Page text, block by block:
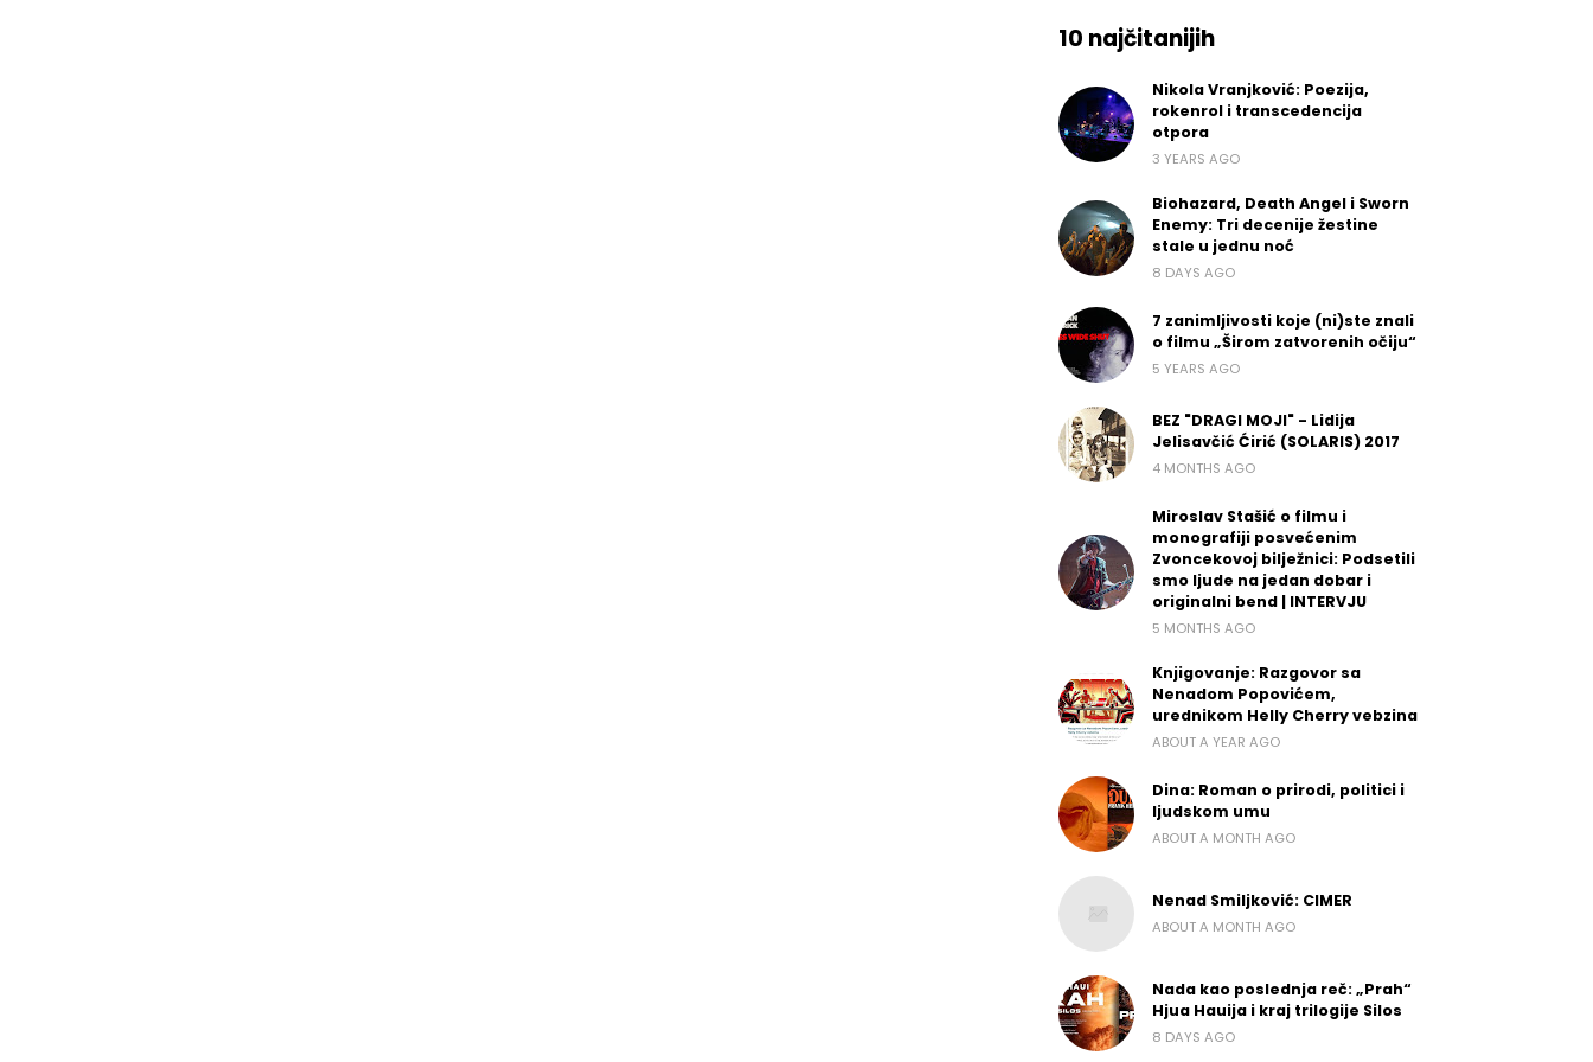
10 najčitanijih
Nikola Vranjković: Poezija,
rokenrol i transcedencija
otpora
3 YEARS AGO
Biohazard, Death Angel i Sworn
Enemy: Tri decenije žestine
stale u jednu noć
8 DAYS AGO
7 zanimljivosti koje (ni)ste znali
o filmu „Širom zatvorenih očiju“
5 YEARS AGO
BEZ "DRAGI MOJI" - Lidija
Jelisavčić Ćirić (SOLARIS) 2017
4 MONTHS AGO
Miroslav Stašić o filmu i
monografiji posvećenim
Zvoncekovoj bilježnici: Podsetili
smo ljude na jedan dobar i
originalni bend | INTERVJU
5 MONTHS AGO
Knjigovanje: Razgovor sa
Nenadom Popovićem,
urednikom Helly Cherry vebzina
ABOUT A YEAR AGO
Dina: Roman o prirodi, politici i
ljudskom umu
ABOUT A MONTH AGO
Nenad Smiljković: CIMER
ABOUT A MONTH AGO
Nada kao poslednja reč: „Prah“
Hjua Hauija i kraj trilogije Silos
8 DAYS AGO